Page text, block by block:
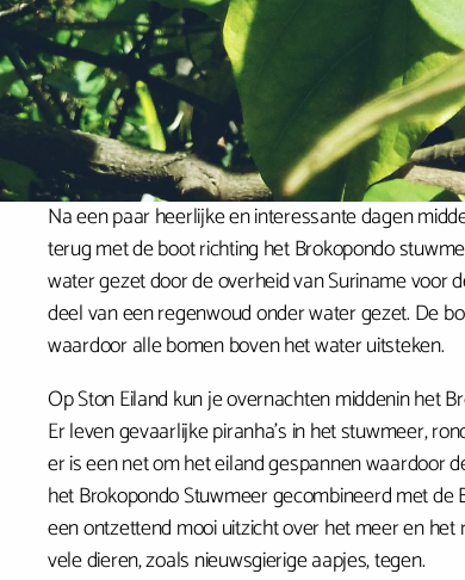
Na een paar heerlijke en interessante dagen
terug met de boot richting het Brokopondo
water gezet door de overheid van Suriname voor
deel van een regenwoud onder water gezet. De
waardoor alle bomen boven het water uitsteken.
Op Ston Eiland kun je overnachten middenin het
Er leven gevaarlijke piranha’s in het stuwmeer,
er is een net om het eiland gespannen waardoor
het Brokopondo Stuwmeer gecombineerd met
een ontzettend mooi uitzicht over het meer en
vele dieren, zoals nieuwsgierige aapjes, tegen.